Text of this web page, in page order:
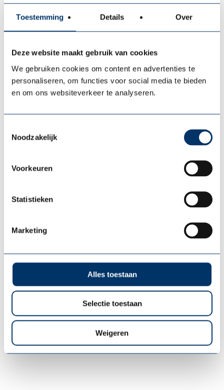
Toestemming Details Over
Deze website maakt gebruik van cookies
We gebruiken cookies om content en advertenties te
personaliseren, om functies voor social media te bieden
en om ons websiteverkeer te analyseren.
Noodzakelijk
Voorkeuren
Statistieken
Marketing
Alles toestaan
Selectie toestaan
Weigeren
tussen werk en privé.
Voor wie?
Onze workshops zijn geschikt voor
organisaties die willen investeren in het
welzijn van hun medewerkers. We stemmen
organisatie.
Resultaat:
Na afloop van de workshop gaan deelnemers
motivatie om zelf aan de slag te gaan. Zo
organisatie, waar gezondheid, energie en
Neem vrijblijvend contact met ons op voor de
mogelijkheden. Wij denken graag mee over
een vitaliteitsprogramma dat écht impact